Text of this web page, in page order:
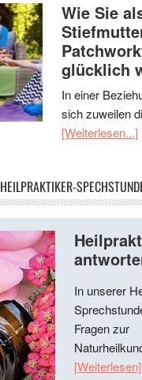
Wie Sie
glücklich
In einer
sich zuweilen
[Weiterlesen...]
HEILPRAKTIKER-
In unserer
Fragen zur
[Weiterlesen]